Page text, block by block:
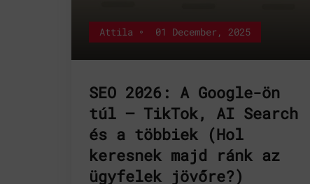
Attila 01 December, 2025
SEO 2026: A Google-ön
túl – TikTok, AI Search
és a többiek (Hol
keresnek majd ránk az
ügyfelek jövőre?)